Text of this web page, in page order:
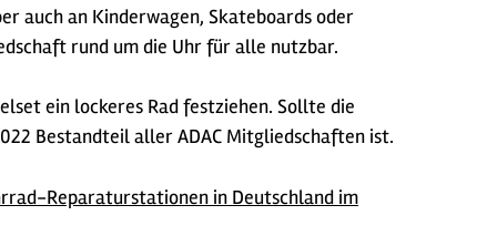
auch an Kinderwagen, Skateboards oder
rund um die Uhr für alle nutzbar.
ein lockeres Rad festziehen. Sollte die
Bestandteil aller ADAC Mitgliedschaften ist.
Reparaturstationen in Deutschland im